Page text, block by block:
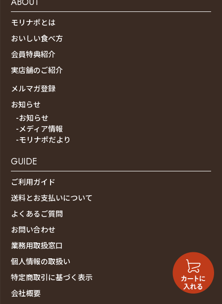
モリナポとは
おいしい食べ方
会員特典紹介
実店舗のご紹介
メルマガ登録
お知らせ
-お知らせ
-メディア情報
-モリナポだより
GUIDE
ご利用ガイド
送料とお支払いについて
よくあるご質問
お問い合わせ
業務用取扱窓口
個人情報の取扱い
特定商取引に基づく表示
会社概要